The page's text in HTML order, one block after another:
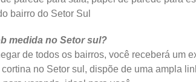
bairro do Setor Sul
medida no Setor sul?
de todos os bairros, você receberá um
no Setor sul, dispõe de uma ampla